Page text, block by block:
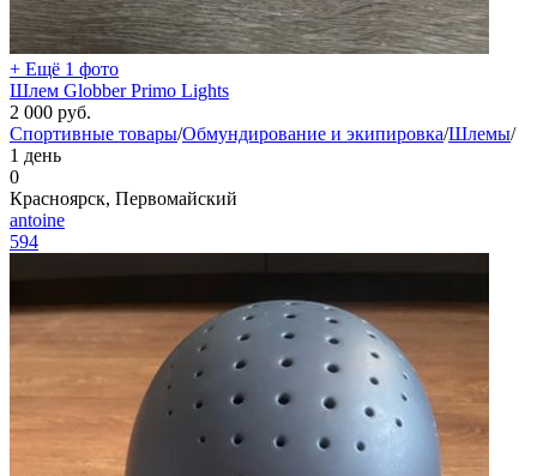
+ Ещё 1 фото
Шлем Globber Primo Lights
2 000 руб.
Спортивные товары/Обмундирование и экипировка/Шлемы/
1 день
0
Красноярск, Первомайский
antoine
594